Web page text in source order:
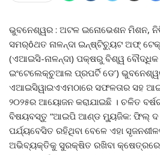
ଭୁବନେଶ୍ୱର : ଅଟଳ ଇନୋଭେଶନ ମିଶନ,
ସମର୍ôଥତ ନାଳନ୍ଦା ଇନ୍‌ଷ୍ଟିଚ୍ୟୁଟ ଅଫ୍
(ଏଆଇସି-ନାଳନ୍ଦା) ପକ୍ଷରୁ ବିଶ୍ୱ ବୌଦ୍ଧିକ
ଇଂଟେଲେକ୍‌ଚୁଆଲ ପ୍ରପର୍ଟି ଡେ’)
ଏଆଇସିୱାଇଏଏମଠାରେ ସଫଳତାର ସହ
୨୦୨୫ର ଆୟୋଜନ କରାଯାଇଛି । ଚଳିତ
ବିଷୟବସ୍ତୁ “ଆଇପି ଆଣ୍ଡ ମ୍ୟୁଜିକ: ଫିଲ୍
ପର୍ଯ୍ୟବେସିତ ରହିଥିବା ବେଳେ ଏହା
ଅଭିବ୍ୟକ୍ତିକୁ ସୁରକ୍ଷିତ ରଖିବା